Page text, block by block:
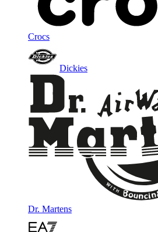
Crocs
Dickies
Dr. Martens